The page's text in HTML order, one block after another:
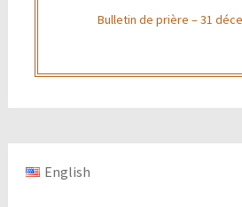
Bulletin de prière – 31
English